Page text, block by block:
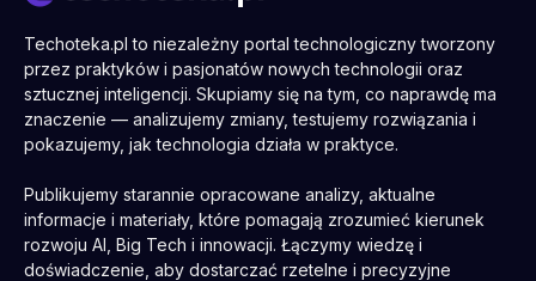
Techoteka.pl to niezależny portal technologiczny tworzony
przez praktyków i pasjonatów nowych technologii oraz
sztucznej inteligencji. Skupiamy się na tym, co naprawdę ma
znaczenie — analizujemy zmiany, testujemy rozwiązania i
pokazujemy, jak technologia działa w praktyce.
Publikujemy starannie opracowane analizy, aktualne
informacje i materiały, które pomagają zrozumieć kierunek
rozwoju AI, Big Tech i innowacji. Łączymy wiedzę i
doświadczenie, aby dostarczać rzetelne i precyzyjne